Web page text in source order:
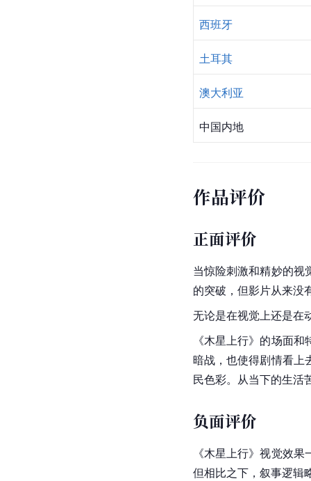
西班牙
土耳其
澳大利亚
中国内地
作品评价
正面评价
当惊险刺激和精妙的视
的突破，但影片从来
无论是在视觉上还是
《木星上行》的场面
暗战，也使得剧情看上
民色彩。从当下的生
负面评价
《木星上行》视觉效
但相比之下，叙事逻辑